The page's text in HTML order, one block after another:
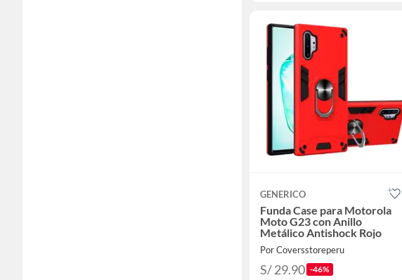
GENERICO
Funda Case para Motorola
Moto G23 con Anillo
Metálico Antishock Rojo
Por Coversstoreperu
S/ 29.90 -46%